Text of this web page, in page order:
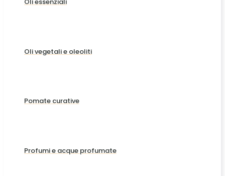
Oli vegetali e oleoliti
Pomate curative
Profumi e acque profumate